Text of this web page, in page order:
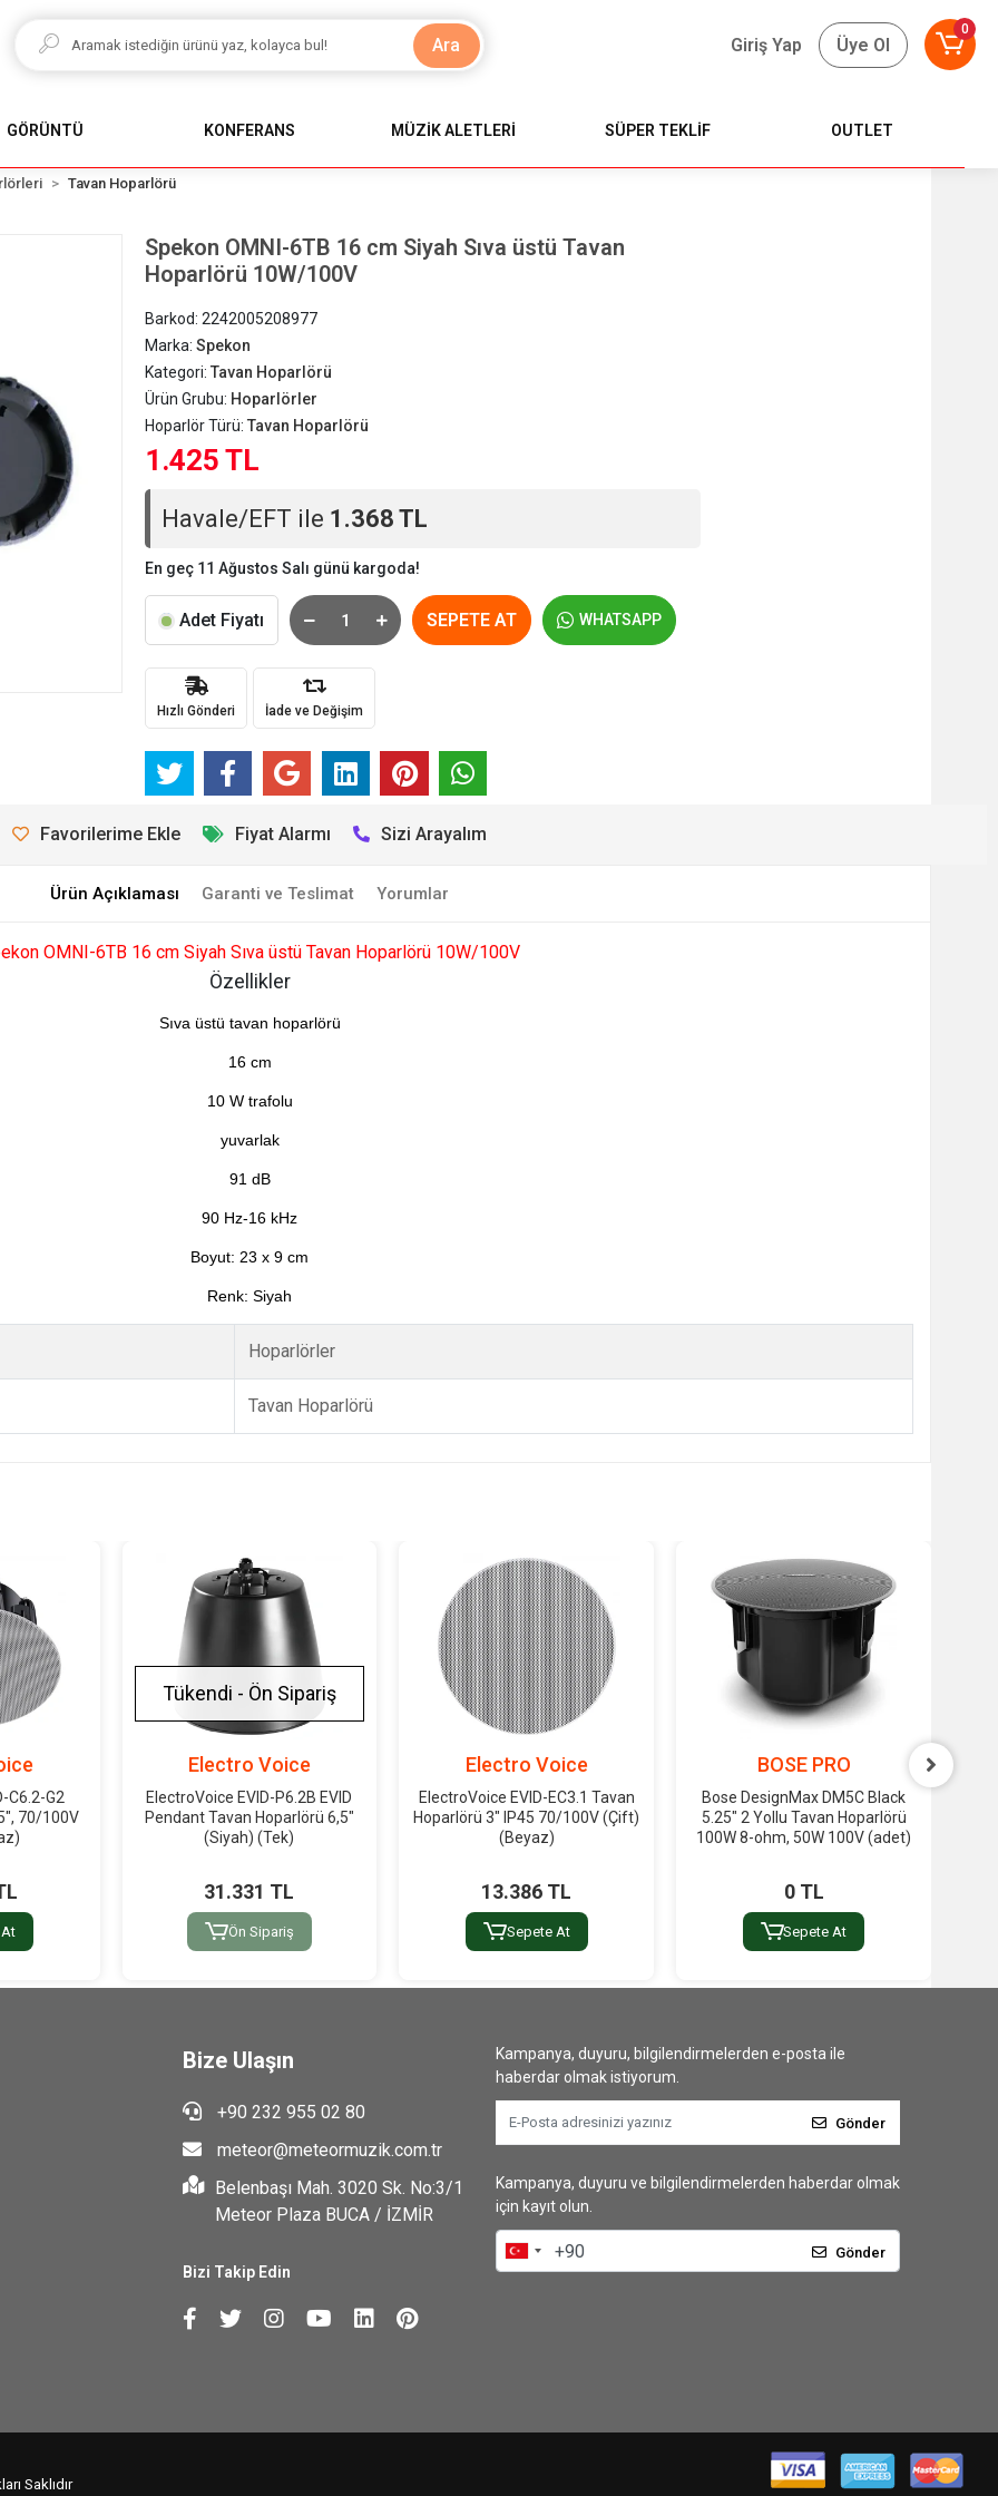
Ara Giriş Yap Üye Ol
0
GÖRÜNTÜ KONFERANS MÜZİK ALETLERİ SÜPER TEKLİF OUTLET
Tavan Hoparlörü
Spekon OMNI-6TB 16 cm Siyah Sıva üstü Tavan
Hoparlörü 10W/100V
Barkod:2242005208977
Marka:Spekon
Kategori:Tavan Hoparlörü
Ürün Grubu: Hoparlörler
Hoparlör Türü:Tavan Hoparlörü
1.425 TL
Havale/EFT ile 1.368 TL
En geç 11 Ağustos Salı günü kargoda!
Adet Fiyatı SEPETE AT WHATSAPP
Hızlı Gönderi İade ve Değişim
Favorilerime Ekle Fiyat Alarmı Sizi Arayalım
Ürün Açıklaması Garanti ve Teslimat Yorumlar
OMNI-6TB 16 cm Siyah Sıva üstü Tavan Hoparlörü 10W/100V
Özellikler
Sıva üstü tavan hoparlörü
16 cm
10 W trafolu
yuvarlak
91 dB
90 Hz-16 kHz
Boyut: 23 x 9 cm
Renk: Siyah
Hoparlörler
Tavan Hoparlörü
C6.2-G2
70/100V
Tükendi - Ön Sipariş
Electro Voice
ElectroVoice EVID-P6.2B EVID
Pendant Tavan Hoparlörü 6,5"
(Siyah) (Tek)
31.331 TL
Ön Sipariş
Electro Voice
ElectroVoice EVID-EC3.1 Tavan
Hoparlörü 3" IP45 70/100V (Çift)
(Beyaz)
13.386 TL
Sepete At
BOSE PRO
Bose DesignMax DM5C Black
5.25" 2 Yollu Tavan Hoparlörü
100W 8-ohm, 50W 100V (adet)
0 TL
Sepete At
Bize Ulaşın
+90 232 955 02 80
meteor@meteormuzik.com.tr
Belenbaşı Mah. 3020 Sk. No:3/1
Meteor Plaza BUCA / İZMİR
Bizi Takip Edin
Kampanya, duyuru, bilgilendirmelerden e-posta ile
haberdar olmak istiyorum.
Gönder
Kampanya, duyuru ve bilgilendirmelerden haberdar olmak
için kayıt olun.
Gönder
Saklıdır